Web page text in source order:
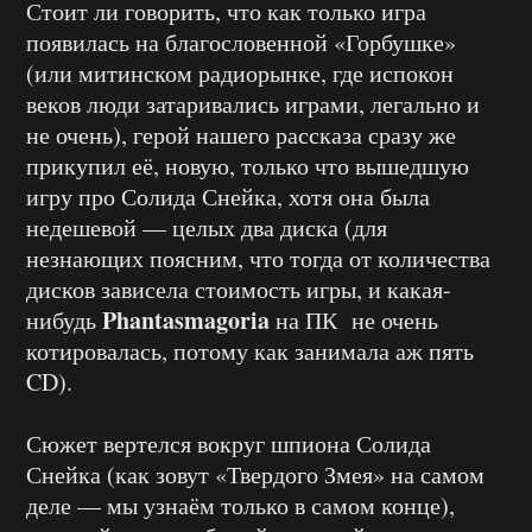
Стоит ли говорить, что как только игра
появилась на благословенной «Горбушке»
(или митинском радиорынке, где испокон
веков люди затаривались играми, легально и
не очень), герой нашего рассказа сразу же
прикупил её, новую, только что вышедшую
игру про Солида Снейка, хотя она была
недешевой — целых два диска (для
незнающих поясним, что тогда от количества
дисков зависела стоимость игры, и какая-
нибудьPhantasmagoriaна ПК не очень
котировалась, потому как занимала аж пять
CD).
Сюжет вертелся вокруг шпиона Солида
Снейка (как зовут «Твердого Змея» на самом
деле — мы узнаём только в самом конце),